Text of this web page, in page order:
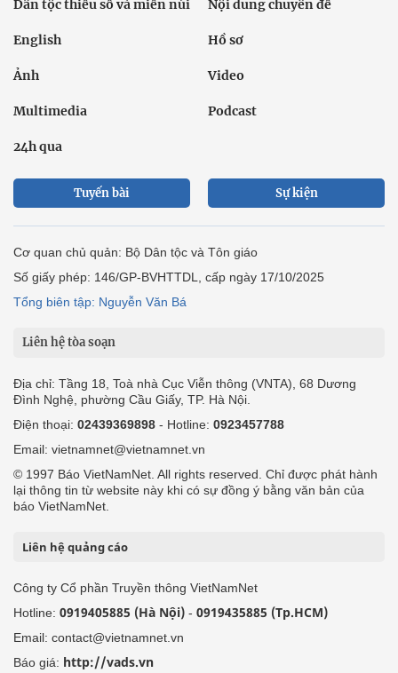
Dân tộc thiểu số và miền núi Nội dung chuyên đề
English Hồ sơ
Ảnh Video
Multimedia Podcast
24h qua
Tuyến bài Sự kiện
Cơ quan chủ quản: Bộ Dân tộc và Tôn giáo
Số giấy phép: 146/GP-BVHTTDL, cấp ngày 17/10/2025
Tổng biên tập: Nguyễn Văn Bá
Liên hệ tòa soạn
Địa chỉ: Tầng 18, Toà nhà Cục Viễn thông (VNTA), 68 Dương
Đình Nghệ, phường Cầu Giấy, TP. Hà Nội.
Điện thoại: 02439369898 - Hotline: 0923457788
Email: vietnamnet@vietnamnet.vn
© 1997 Báo VietNamNet. All rights reserved. Chỉ được phát hành
lại thông tin từ website này khi có sự đồng ý bằng văn bản của
báo VietNamNet.
Liên hệ quảng cáo
Công ty Cổ phần Truyền thông VietNamNet
Hotline: 0919405885 (Hà Nội) - 0919435885 (Tp.HCM)
Email: contact@vietnamnet.vn
Báo giá: http://vads.vn